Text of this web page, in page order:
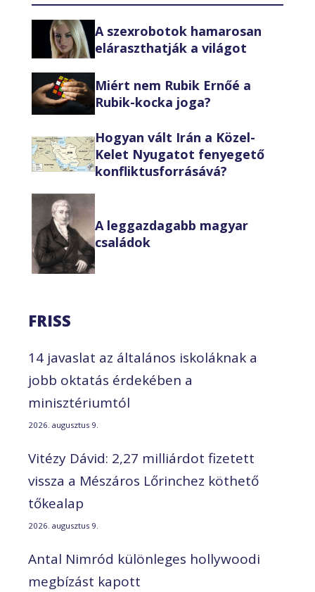
A szexrobotok hamarosan
eláraszthatják a világot
Miért nem Rubik Ernőé a
Rubik-kocka joga?
Hogyan vált Irán a Közel-
Kelet Nyugatot fenyegető
konfliktusforrásává?
A leggazdagabb magyar
családok
FRISS
14 javaslat az általános iskoláknak a
jobb oktatás érdekében a
minisztériumtól
2026. augusztus 9.
Vitézy Dávid: 2,27 milliárdot fizetett
vissza a Mészáros Lőrinchez köthető
tőkealap
2026. augusztus 9.
Antal Nimród különleges hollywoodi
megbízást kapott